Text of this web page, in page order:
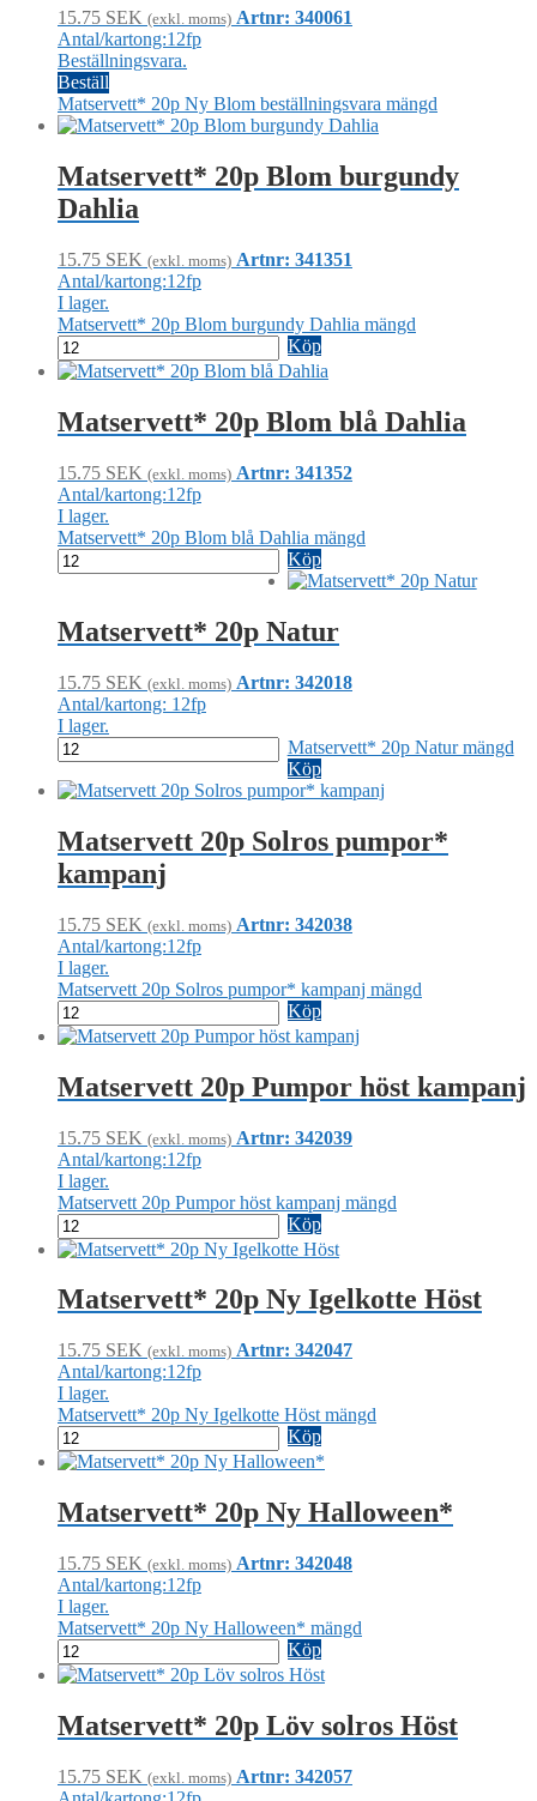
15.75 SEK (exkl. moms) Artnr: 340061
Antal/kartong:12fp
Beställningsvara.
Beställ
Matservett* 20p Ny Blom beställningsvara mängd
Matservett* 20p Blom burgundy
Dahlia
15.75 SEK (exkl. moms) Artnr: 341351
Antal/kartong:12fp
I lager.
Matservett* 20p Blom burgundy Dahlia mängd
Köp
Matservett* 20p Blom blå Dahlia
15.75 SEK (exkl. moms) Artnr: 341352
Antal/kartong:12fp
I lager.
Matservett* 20p Blom blå Dahlia mängd
Köp
Matservett* 20p Natur
15.75 SEK (exkl. moms) Artnr: 342018
Antal/kartong: 12fp
I lager.
Matservett* 20p Natur mängd
Köp
Matservett 20p Solros pumpor*
kampanj
15.75 SEK (exkl. moms) Artnr: 342038
Antal/kartong:12fp
I lager.
Matservett 20p Solros pumpor* kampanj mängd
Köp
Matservett 20p Pumpor höst kampanj
15.75 SEK (exkl. moms) Artnr: 342039
Antal/kartong:12fp
I lager.
Matservett 20p Pumpor höst kampanj mängd
Köp
Matservett* 20p Ny Igelkotte Höst
15.75 SEK (exkl. moms) Artnr: 342047
Antal/kartong:12fp
I lager.
Matservett* 20p Ny Igelkotte Höst mängd
Köp
Matservett* 20p Ny Halloween*
15.75 SEK (exkl. moms) Artnr: 342048
Antal/kartong:12fp
I lager.
Matservett* 20p Ny Halloween* mängd
Köp
Matservett* 20p Löv solros Höst
15.75 SEK (exkl. moms) Artnr: 342057